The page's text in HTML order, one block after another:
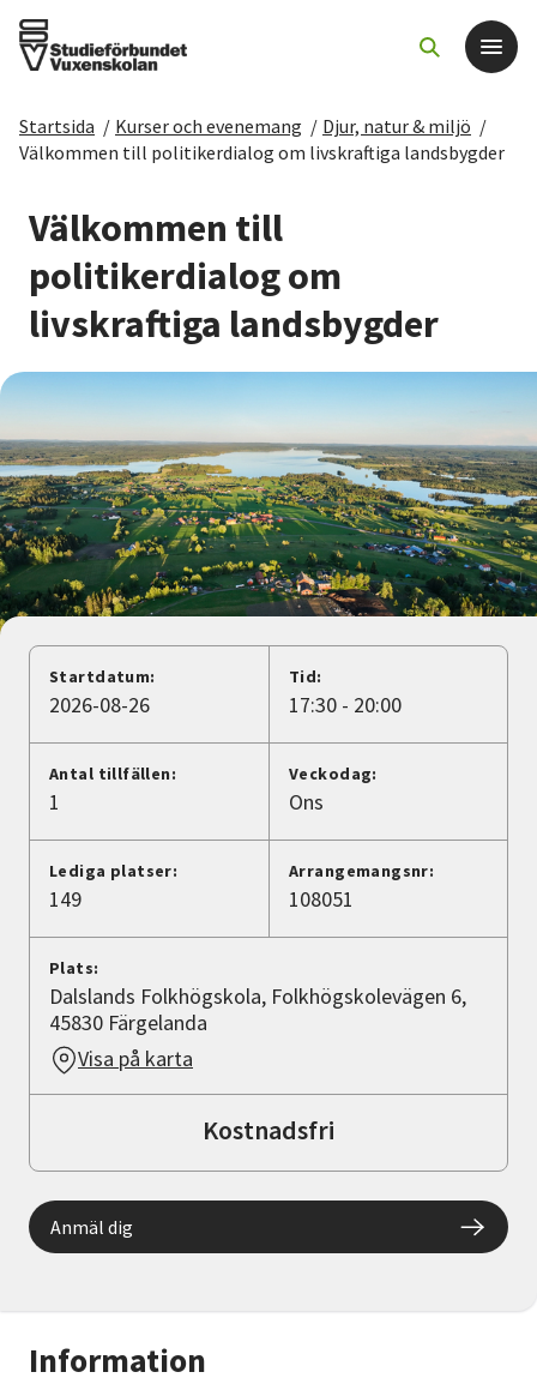
Det här gör vi
För dig som
Sök kurser och evenemang
Cirkelledare
Nyheter
Avdelningar
Lyssna
Startsida / Kurser och evenemang / Djur, natur & miljö /
Välkommen till politikerdialog om livskraftiga landsbygder
Välkommen till
politikerdialog om
livskraftiga landsbygder
Information
Startdatum:
2026-08-26
Tid:
17:30 - 20:00
Antal tillfällen:
1
Veckodag:
Ons
Lediga platser:
149
Arrangemangsnr:
108051
Plats:
Dalslands Folkhögskola, Folkhögskolevägen 6,
45830 Färgelanda
Visa på karta
Kostnadsfri
Anmäl dig